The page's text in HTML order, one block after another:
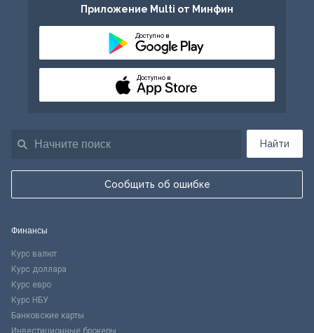
Найти
Сообщить об ошибке
Приложение Multi от Минфин
Доступно в
Доступно в
Финансы
Курс валют
Курс доллара
Курс евро
Курс НБУ
Банковские карты
Инвестиционные брокеры